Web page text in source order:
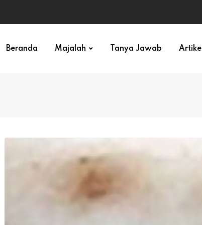
Beranda Majalah Tanya Jawab Artikel